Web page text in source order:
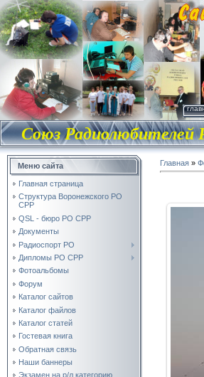
Союз Радиолюбителей
Меню сайта
Главная страница
Структура Воронежского РО
СРР
QSL - бюро РО СРР
Документы
Радиоспорт РО
Дипломы РО СРР
Фотоальбомы
Форум
Каталог сайтов
Каталог файлов
Каталог статей
Гостевая книга
Обратная связь
Наши баннеры
Экзамен на р/л категорию
Главная »